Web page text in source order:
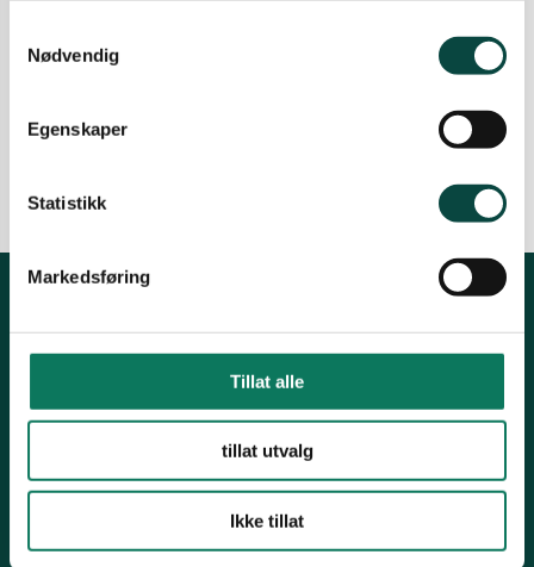
Nødvendig
Egenskaper
Statistikk
Markedsføring
Tillat alle
tillat utvalg
Ikke tillat
06.06.2025
Kirkegaten 31B, 1632 Fredrikstad
Leder: Heidi Oskarsen
Epost:post@naturostfold.no
Organisasjonsnummer: 971248149
Kontonummer: 15037691426